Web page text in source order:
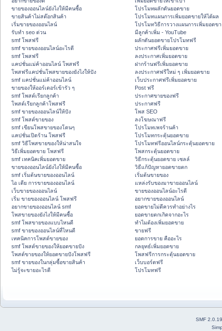
ขายของออนไลน์ยังไงให้มีคนซื้อ
ขายสินค้าไม่สต๊อกสินค้า
เริ่มขายของออนไลน์
รับทำ seo ด่วน
smf โพสฟรี
smf ขายของออนไลน์อะไรดี
smf โพสฟรี
แคปชั่นแม่ค้าออนไลน์ โพสฟรี
โพสฟรีแคปชั่นโพสขายของยังไงให้ปัง
smf แคปชั่นแม่ค้าออนไลน์
ขายของให้ออร์เดอร์เข้ารัว ๆ
smf โพสต์เรียกลูกค้า
โพสต์เรียกลูกค้าโพสฟรี
smf ขายของออนไลน์ให้ปัง
smf โพสต์ขายของ
smf เขียนโพสขายของโดนๆ
แคปชั่นเปิดร้าน โพสฟรี
smf วิธีโพสขายของให้น่าสนใจ
วิธีเพิ่มยอดขาย โพสฟรี
smf เทคนิคเพิ่มยอดขาย
ขายของออนไลน์ยังไงให้มีคนซื้อ
smf เริ่มต้นขายของออนไลน์
ไอ เดีย การขายของออนไลน์
เว็บขายของออนไลน์
เริ่ม ขายของออนไลน์ โพสฟรี
อยากขายของออนไลน์ smf
โพสขายของยังไงให้มีคนซื้อ
smf โพสขายของแบบไหนดี
smf ขายของออนไลน์ที่ไหนดี
เทคนิคการโพสต์ขายของ
smf โพสต์ขายของให้ยอดขายปัง
โพสต์ขายของให้ยอดขายปังโพสฟรี
smf ขายของในกลุ่มซื้อขายสินค้า
ไม่รู้จะขายอะไรดี
โปรโมทผลักดันยอดขาย
โปรโมทแผนการเพิ่มยอดขายให้ได้ผล
โปรโมทวิธีการวางแผนการเพิ่มยอดข
มีลูกค้าเพิ่ม - YouTube
ผลักดันยอดขายโปรโมทฟรี
ประกาศฟรีเพิ่มยอดขาย
ลงประกาศเพิ่มยอดขาย
ฝากร้านฟรีเพิ่มยอดขาย
ลงประกาศฟรีใหม่ ๆ เพิ่มยอดขาย
เว็บประกาศฟรีเพิ่มยอดขาย
Post ฟรี
ประกาศขายของฟรี
ประกาศฟรี
โพส SEO
ลงโฆษณาฟรี
โปรโมทเพจร้านค้า
โปรโมทกระตุ้นยอดขาย
โปรโมทฟรีออนไลน์กระตุ้นยอดขาย
โพสกระตุ้นยอดขาย
วิธีกระตุ้นยอดขาย เซลล์
วิธีแก้ปัญหายอดขายตก
เริ่มต้นขายของ
แหล่งรับของมาขายออนไลน์
ขายของออนไลน์อะไรดี
อยากขายของออนไลน์
ยอดขายไม่ดีควรทำอย่างไร
ยอดขายตกเกิดจากอะไร
ทำไมต้องเพิ่มยอดขาย
ขายฟรี
ยอดการขาย คืออะไร
กลยุทธ์เพิ่มยอดขาย
โพสฟรีการกระตุ้นยอดขาย
เว็บบอร์ดฟรี
โปรโมทฟรี
SMF 2.0.19